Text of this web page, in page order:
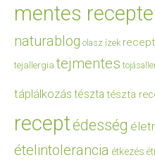
mentes
naturablog olasz ízek recept
tejallergia tejmentes
táplálkozás tészta tészta
receptédesség
ételintolerancia étkezés